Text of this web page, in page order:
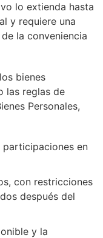
lo extienda hasta
y requiere una
la conveniencia
bienes
las reglas de
Personales,
participaciones en
con restricciones
después del
y la